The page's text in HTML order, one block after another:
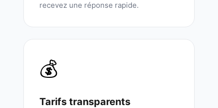
recevez une réponse rapide.
💰
Tarifs transparents